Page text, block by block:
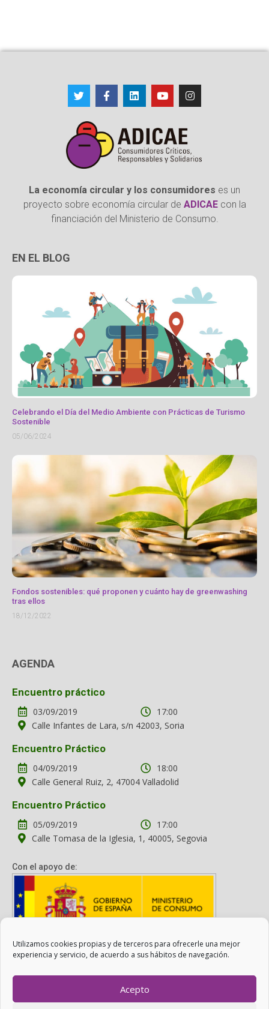
Utilizamos cookies propias y de terceros para ofrecerle una mejor
experiencia y servicio, de acuerdo a sus hábitos de navegación.
Acepto
La economía circular y los consumidores es un
proyecto sobre economía circular de ADICAEcon la
financiación del Ministerio de Consumo.
EN EL BLOG
Celebrando el Día del Medio Ambiente con Prácticas de Turismo
Sostenible
05/06/2024
Fondos sostenibles: qué proponen y cuánto hay de greenwashing
tras ellos
18/12/2022
AGENDA
Encuentro práctico
03/09/2019
17:00
Calle Infantes de Lara, s/n 42003, Soria
Encuentro Práctico
04/09/2019
18:00
Calle General Ruiz, 2, 47004 Valladolid
Encuentro Práctico
05/09/2019
17:00
Calle Tomasa de la Iglesia, 1, 40005, Segovia
Con el apoyo de:
Con el apoyo del Ministerio de Consumo. Su contenido es
responsabilidad exclusiva de la asociación.